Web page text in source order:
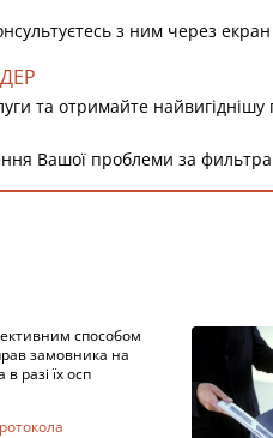
з ним через
та отримайте найвигіднішу
Вашої проблеми за
способом
замовника на
в разі їх осп